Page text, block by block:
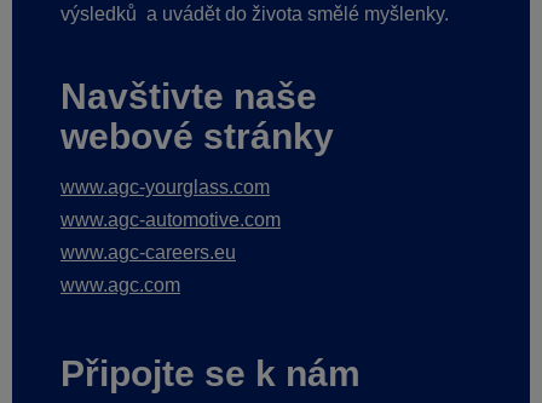
výsledků a uvádět do života smělé myšlenky.
Navštivte naše
webové stránky
www.agc-yourglass.com
www.agc-automotive.com
www.agc-careers.eu
www.agc.com
Připojte se k nám